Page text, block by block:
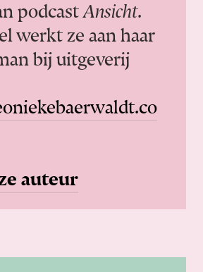
podcastAnsicht.
werkt ze aan haar
bij uitgeverij
auteur